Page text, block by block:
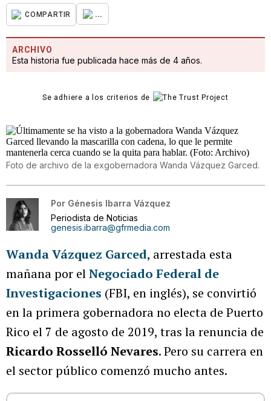
COMPARTIR ...
ARCHIVO
Esta historia fue publicada hace más de 4 años.
Se adhiere a los criterios de
Foto de archivo de la exgobernadora Wanda Vázquez Garced.
Por Génesis Ibarra Vázquez
Periodista de Noticias
genesis.ibarra@gfrmedia.com
Wanda Vázquez Garced, arrestada esta
mañana por elNegociado Federal de
Investigaciones (FBI, en inglés), se convirtió
en la primera gobernadora no electa de Puerto
Rico el 7 de agosto de 2019, tras la renuncia de
Ricardo Rosselló Nevares. Pero su carrera en
el sector público comenzó mucho antes.